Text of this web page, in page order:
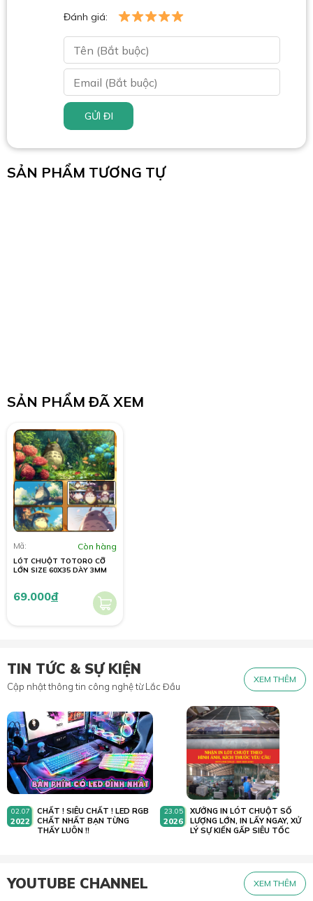
Đánh giá:
GỬI ĐI
SẢN PHẨM TƯƠNG TỰ
SẢN PHẨM ĐÃ XEM
Mã: Còn hàng
LÓT CHUỘT TOTORO CỠ
LỚN SIZE 60X35 DÀY 3MM
69.000đ
TIN TỨC & SỰ KIỆN
Cập nhật thông tin công nghệ từ Lắc Đầu
XEM THÊM
02.07
2022
CHẤT ! SIÊU CHẤT ! LED RGB
CHẤT NHẤT BẠN TỪNG
THẤY LUÔN !!
23.05
2026
XƯỞNG IN LÓT CHUỘT SỐ
LƯỢNG LỚN, IN LẤY NGAY, XỬ
LÝ SỰ KIẾN GẤP SIÊU TỐC
YOUTUBE CHANNEL XEM THÊM